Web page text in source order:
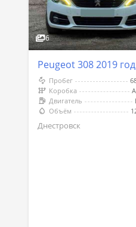
6
Peugeot 308 2019
Пробег
Коробка
Двигатель
Объём
Днестровск